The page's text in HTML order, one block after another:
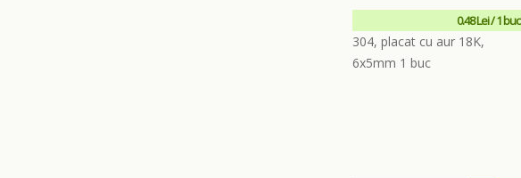
0.48 Lei / 1 buc